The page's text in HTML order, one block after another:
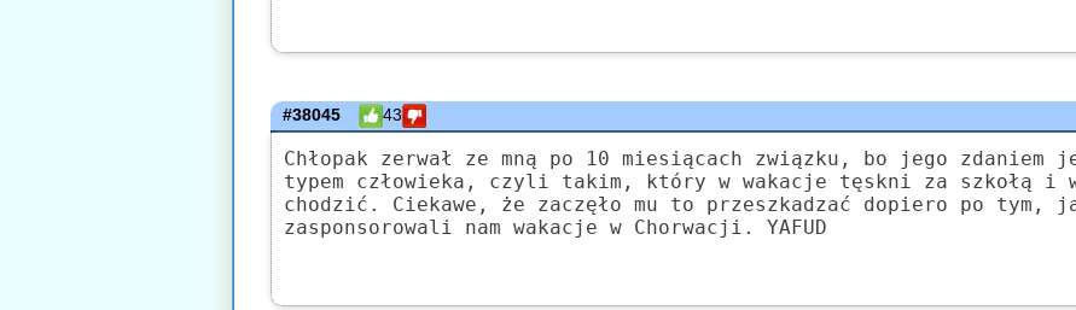
#38045 43
Chłopak zerwał ze mną po 10 miesiącach związku, bo jego zdaniem
typem człowieka, czyli takim, który w wakacje tęskni za szkołą i
chodzić. Ciekawe, że zaczęło mu to przeszkadzać dopiero po tym,
zasponsorowali nam wakacje w Chorwacji. YAFUD